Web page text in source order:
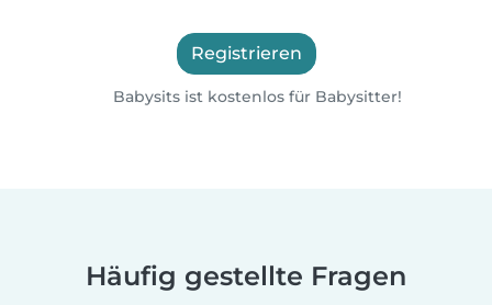
Registrieren
Babysits ist kostenlos für Babysitter!
Häufig gestellte Fragen